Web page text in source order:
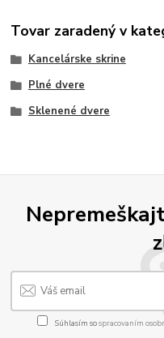
Tovar zaradený v
Kancelárske skrine
Plné dvere
Sklenené dvere
Súhlasím sospracovaním